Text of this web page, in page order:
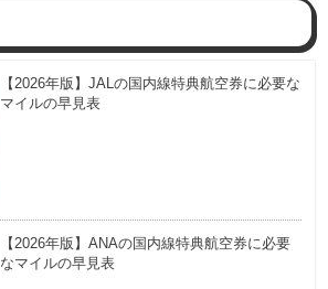
【2026年版】JALの国内線特典航空券に必要な
マイルの早見表
【2026年版】ANAの国内線特典航空券に必要
なマイルの早見表